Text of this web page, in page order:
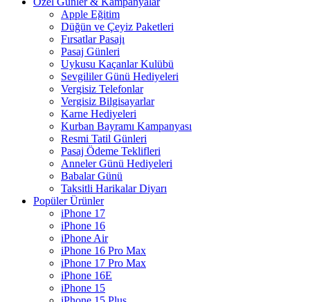
Apple Eğitim
Düğün ve Çeyiz Paketleri
Fırsatlar Pasajı
Pasaj Günleri
Uykusu Kaçanlar Kulübü
Sevgililer Günü Hediyeleri
Vergisiz Telefonlar
Vergisiz Bilgisayarlar
Karne Hediyeleri
Kurban Bayramı Kampanyası
Resmi Tatil Günleri
Pasaj Ödeme Teklifleri
Anneler Günü Hediyeleri
Babalar Günü
Taksitli Harikalar Diyarı
Popüler Ürünler
iPhone 17
iPhone 16
iPhone Air
iPhone 16 Pro Max
iPhone 17 Pro Max
iPhone 16E
iPhone 15